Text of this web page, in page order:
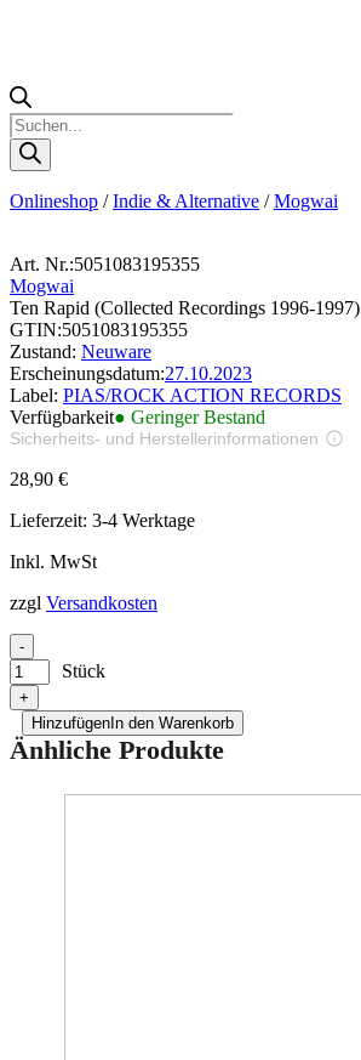
Products
search
Onlineshop /Indie & Alternative /Mogwai
Art. Nr.:5051083195355
Mogwai
Ten Rapid (Collected Recordings 1996-1997)
GTIN:5051083195355
Zustand: Neuware
Erscheinungsdatum:27.10.2023
Label: PIAS/ROCK ACTION RECORDS
Verfügbarkeit● Geringer Bestand
Sicherheits- und Herstellerinformationen
28,90 €
Lieferzeit: 3-4 Werktage
Inkl. MwSt
zzgl Versandkosten
-
Stück
+
HinzufügenIn den Warenkorb
Änhliche Produkte